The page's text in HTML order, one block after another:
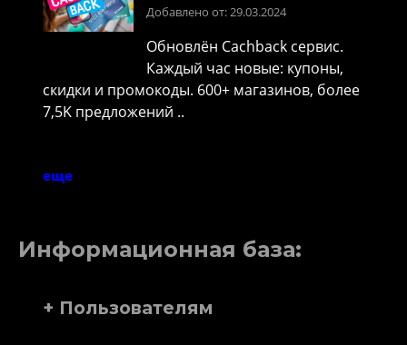
Добавлено от: 29.03.2024
Обновлён Cachback сервис.
Каждый час новые: купоны,
скидки и промокоды. 600+ магазинов, более
7,5K предложений ..
еще
Информационная база:
+ Пользователям